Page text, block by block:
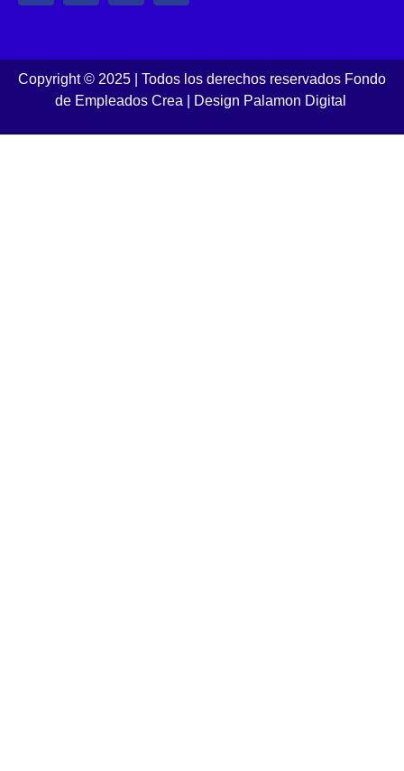
Copyright © 2025 | Todos los derechos reservados Fondo
de Empleados Crea
Design Palamon Digital